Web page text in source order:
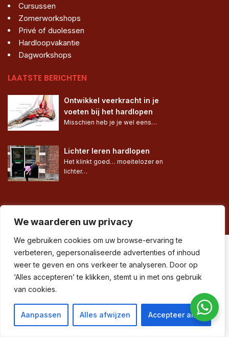
We waarderen uw privacy
We gebruiken cookies om uw browse-ervaring te
verbeteren, gepersonaliseerde advertenties of inhoud
weer te geven en ons verkeer te analyseren. Door op
‘Alles accepteren’ te klikken, stemt u in met ons gebruik
van cookies.
Aanpassen Alles afwijzen Accepteer alles
Cursussen
Zomerworkshops
Privé of duolessen
Hardloopvakantie
Dagworkshops
LAATSTE BERICHTEN
Ontwikkel veerkracht in je
voeten bij het hardlopen
Misschien heb je je wel eens…
Lichter leren hardlopen
Het klinkt goed… moeitelozer en
lichter…
© Run in Balance® •
Privacy & disclaimer
•